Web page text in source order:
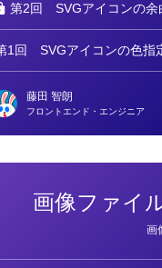
第2回 SVGアイコンの
1回 SVGアイコンの色指
藤田 智朗
フロントエンド・エンジニア
画像ファイ
画